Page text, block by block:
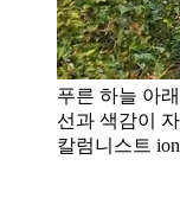
푸른 하늘 아
선과 색감이
칼럼니스트